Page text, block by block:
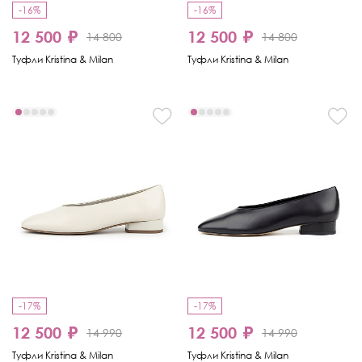
-16%
12 500 ₽ 14 800
Туфли Kristina & Milan
-16%
12 500 ₽ 14 800
Туфли Kristina & Milan
-17%
12 500 ₽ 14 990
Туфли Kristina & Milan
-17%
12 500 ₽ 14 990
Туфли Kristina & Milan